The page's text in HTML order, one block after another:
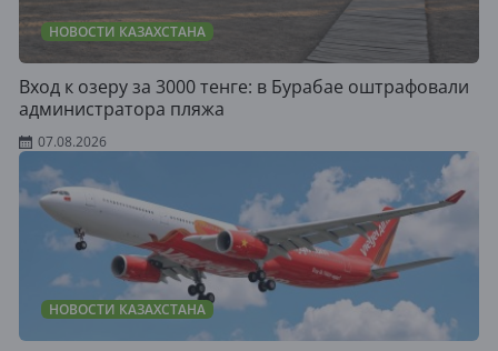
НОВОСТИ КАЗАХСТАНА
Вход к озеру за 3000 тенге: в Бурабае оштрафовали
администратора пляжа
07.08.2026
НОВОСТИ КАЗАХСТАНА